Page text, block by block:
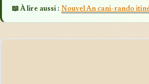
📖 À lire aussi : Nouvel An cani-rando